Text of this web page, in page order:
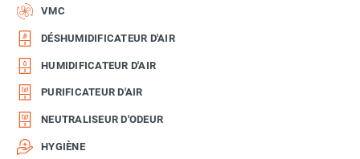
VMC
DÉSHUMIDIFICATEUR D'AIR
HUMIDIFICATEUR D'AIR
PURIFICATEUR D'AIR
NEUTRALISEUR D'ODEUR
HYGIÈNE